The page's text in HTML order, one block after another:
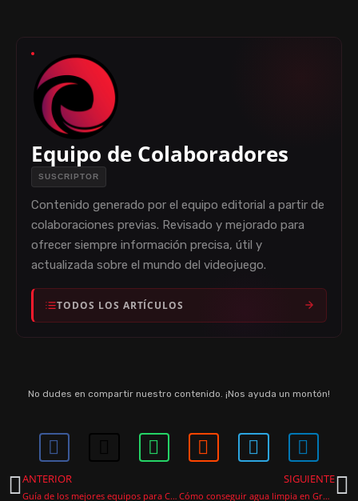
V
O
Equipo de Colaboradores
SUSCRIPTOR
Contenido generado por el equipo editorial a partir de
colaboraciones previas. Revisado y mejorado para
ofrecer siempre información precisa, útil y
actualizada sobre el mundo del videojuego.
TODOS LOS ARTÍCULOS
No dudes en compartir nuestro contenido. ¡Nos ayuda un montón!
ANTERIOR
Guía de los mejores equipos para Cyno en Genshin Impact
SIGUIENTE
Cómo conseguir agua limpia en Grounded